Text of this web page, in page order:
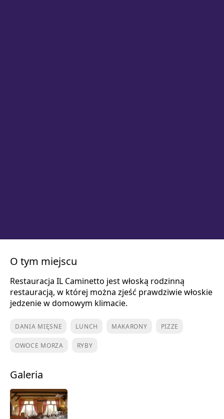
O tym miejscu
Restauracja IL Caminetto jest włoską rodzinną
restauracją, w której można zjeść prawdziwie włoskie
jedzenie w domowym klimacie.
DANIA MIĘSNE LUNCH MAKARONY PIZZE
OWOCE MORZA RYBY
Galeria